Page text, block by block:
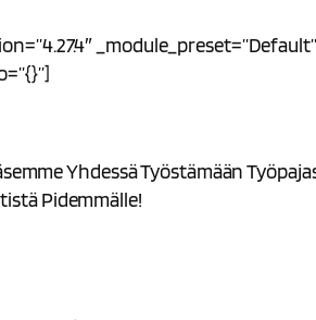
Yhdessä Työstämään
Pidemmälle!